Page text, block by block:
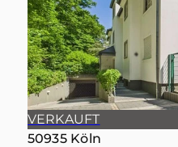
VERKAUFT
50935 Köln